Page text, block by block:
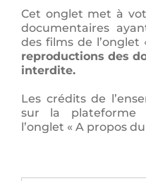
Cet onglet met à
documentaires
des films de l’onglet
reproductions des
interdite.
Les crédits de
sur la plateforme
l’onglet « A propos